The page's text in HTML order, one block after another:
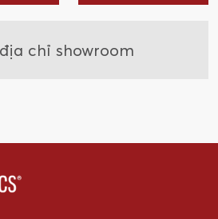
chỉ showroom